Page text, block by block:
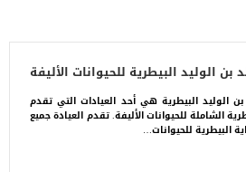
بن الوليد البيطرية للحيوانات الأليفة
الوليد البيطرية هي أحد العيادات التي تقدم
الشاملة للحيوانات الأليفة. تقدم العيادة جميع
البيطرية للحيوانات…